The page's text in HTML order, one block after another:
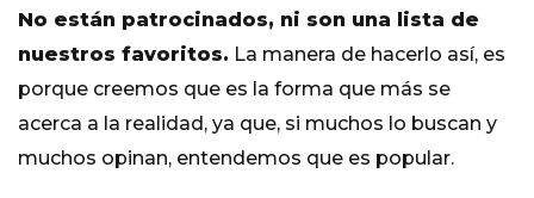
No están patrocinados, ni son una lista de
nuestros favoritos. La manera de hacerlo así, es
porque creemos que es la forma que más se
acerca a la realidad, ya que, si muchos lo buscan y
muchos opinan, entendemos que es popular.